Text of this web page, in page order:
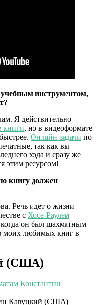
инструментом,
Я действительно
книги, но в видеоформате
Онлайн-задачи по
так как вы
хода и сразу же
этим ресурсом!
книгу должен
Речь идет о жизни
с Хосе-Раулем
он был шахматным
моих любимых книг в
(США)
Кавуцкий (США)